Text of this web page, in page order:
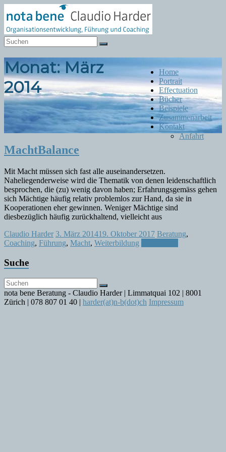
Inhalt
springen
Notabene
Organisationsentwicklung
Menü
Home
Portrait
Effectuation
Bücher
Beispiele
Zusammenarbeit
Kontakt
Anfahrt
Monat:März
2014
MachtBalance
Mit Macht müssen sich fast alle auseinandersetzen.
Naheliegenderweise wird die Thematik von denen leidenschaftlich
besprochen, die (zu) wenig davon haben; Erfahrungsgemäss gehen
sich Mächtige häufig relativ problemlos zur Hand, da sie in
Kooperationen eher gewinnen. Weniger Mächtige sind
diesbezüglich häufig zurückhaltend, vielleicht aus
Claudio Harder 3. März 201419. Oktober 2017 Beratung,
Coaching, Führung, Macht, Weiterbildung
Suche
nota bene Beratung - Claudio Harder | Limmatquai 102 | 8001
Zürich | 078 807 01 40 | harder(at)n-b(dot)ch Impressum